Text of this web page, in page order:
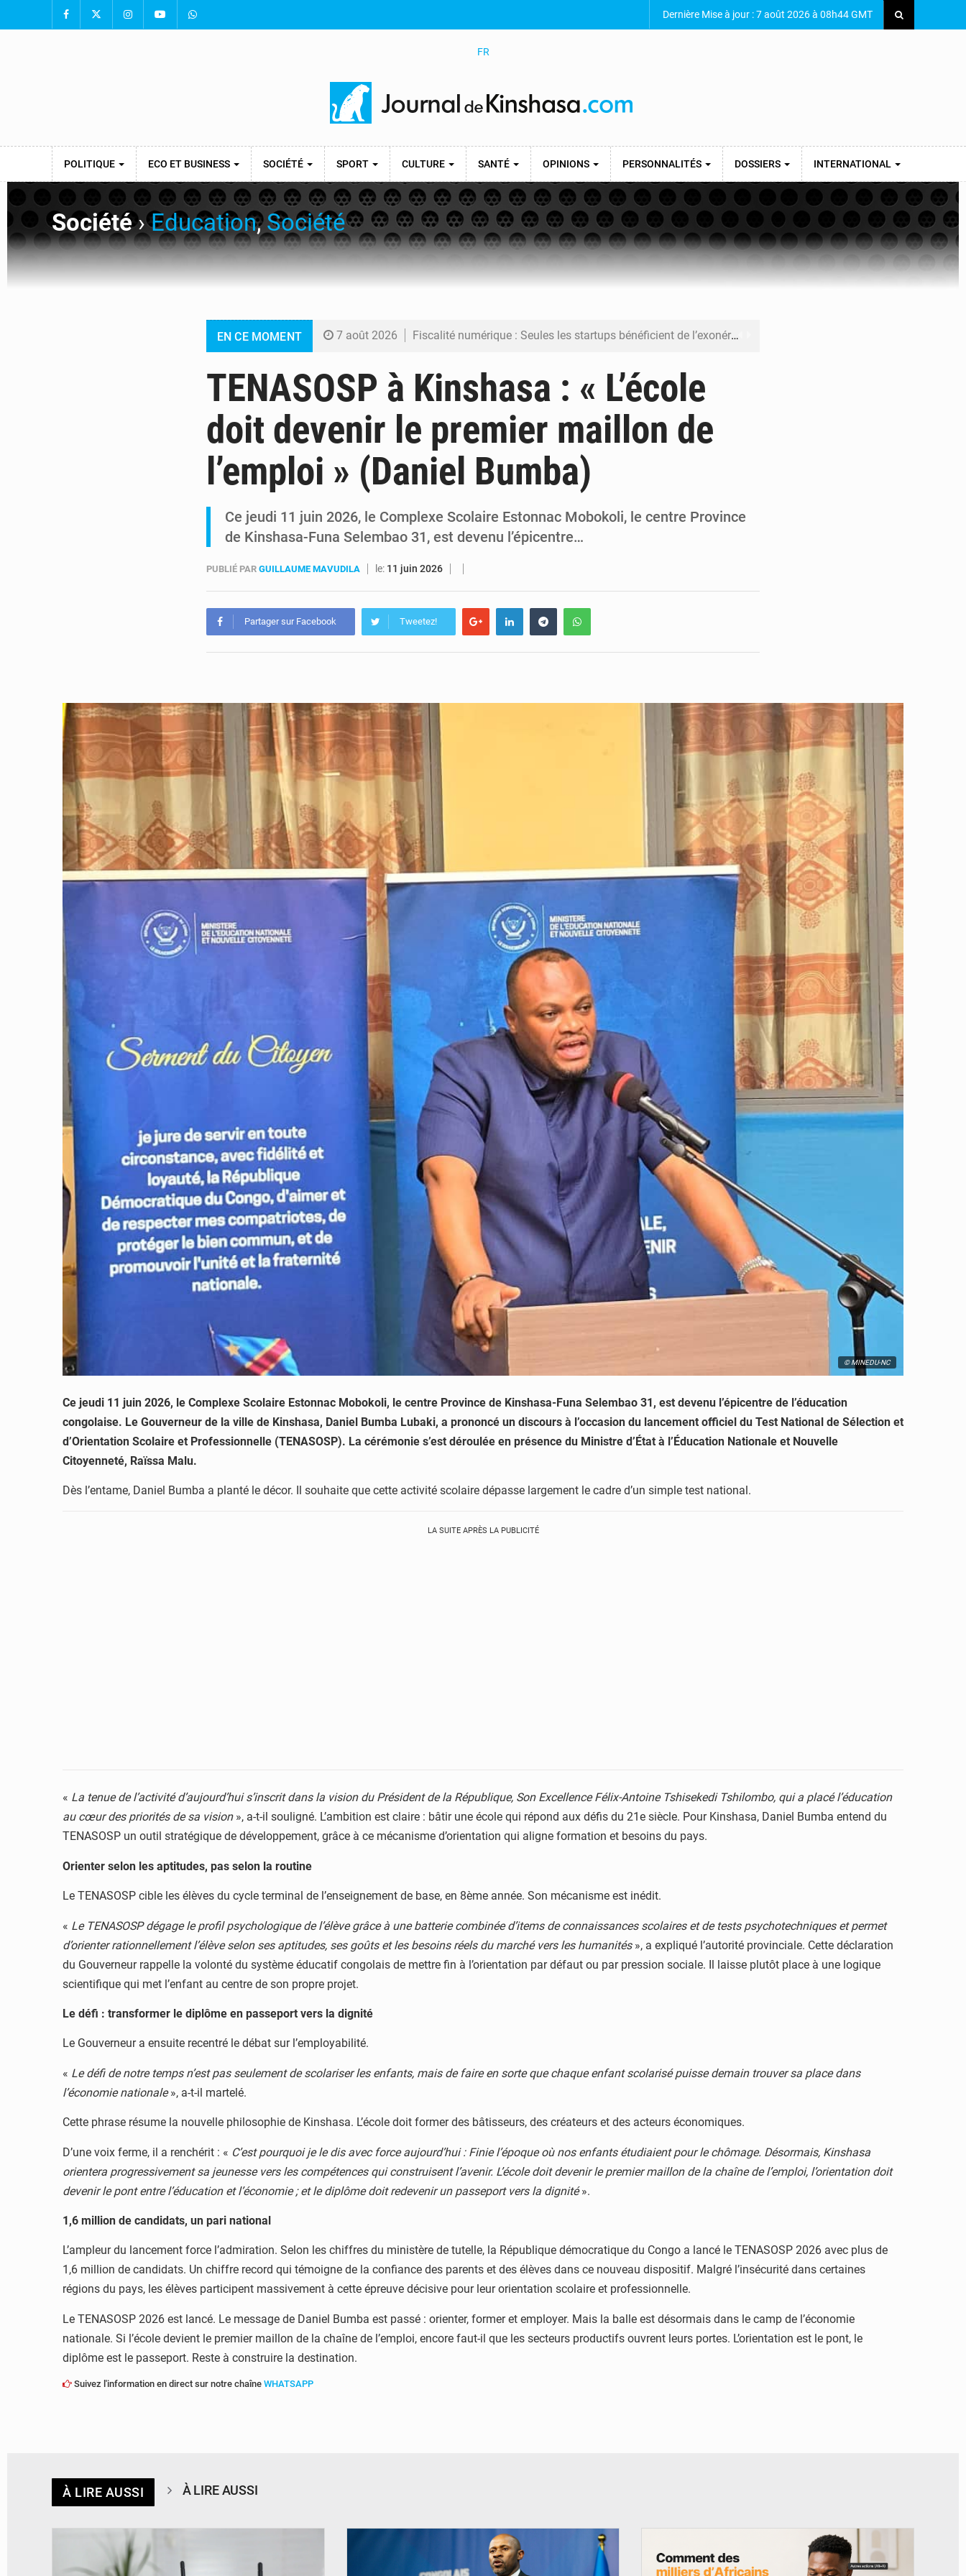
Dernière Mise à jour : 7 août 2026 à 08h44 GMT
FR
POLITIQUE ECO ET BUSINESS SOCIÉTÉ SPORT CULTURE SANTÉ OPINIONS PERSONNALITÉS DOSSIERS INTERNATIONAL
Société›Education,Société
EN CE MOMENT 7 août 2026 Fiscalité numérique : Seules les startups bénéficient de l’exonération, mais l’arrêté interministériel reste en vigueur (Mise au point)
6 août 2026 Comment des milliers d’Africains protègent et font fructifier leur argent avec l’USDT
6 août 2026 RDC : Raïssa Malu lance les préparatifs d’une Table ronde nationale sur l’éducation inclusive des enfants handicapés
6 août 2026 Shadary et Minaku enfin transférés à l’auditorat militaire après 200 jours d’opacité
TENASOSP à Kinshasa : « L’école
doit devenir le premier maillon de
l’emploi » (Daniel Bumba)
Ce jeudi 11 juin 2026, le Complexe Scolaire Estonnac Mobokoli, le centre Province
de Kinshasa-Funa Selembao 31, est devenu l’épicentre…
PUBLIÉ PAR GUILLAUME MAVUDILA le: 11 juin 2026
Partager sur Facebook Tweetez!
© MINEDU-NC
Ce jeudi 11 juin 2026, le Complexe Scolaire Estonnac Mobokoli, le centre Province de Kinshasa-Funa Selembao 31, est devenu l’épicentre de l’éducation
congolaise. Le Gouverneur de la ville de Kinshasa, Daniel Bumba Lubaki, a prononcé un discours à l’occasion du lancement officiel du Test National de Sélection et
d’Orientation Scolaire et Professionnelle (TENASOSP). La cérémonie s’est déroulée en présence du Ministre d’État à l’Éducation Nationale et Nouvelle
Citoyenneté, Raïssa Malu.
Dès l’entame, Daniel Bumba a planté le décor. Il souhaite que cette activité scolaire dépasse largement le cadre d’un simple test national.
LA SUITE APRÈS LA PUBLICITÉ
« La tenue de l’activité d’aujourd’hui s’inscrit dans la vision du Président de la République, Son Excellence Félix-Antoine Tshisekedi Tshilombo, qui a placé l’éducation
au cœur des priorités de sa vision», a-t-il souligné. L’ambition est claire : bâtir une école qui répond aux défis du 21e siècle. Pour Kinshasa, Daniel Bumba entend du
TENASOSP un outil stratégique de développement, grâce à ce mécanisme d’orientation qui aligne formation et besoins du pays.
Orienter selon les aptitudes, pas selon la routine
Le TENASOSP cible les élèves du cycle terminal de l’enseignement de base, en 8ème année. Son mécanisme est inédit.
« Le TENASOSP dégage le profil psychologique de l’élève grâce à une batterie combinée d’items de connaissances scolaires et de tests psychotechniques et permet
d’orienter rationnellement l’élève selon ses aptitudes, ses goûts et les besoins réels du marché vers les humanités», a expliqué l’autorité provinciale. Cette déclaration
du Gouverneur rappelle la volonté du système éducatif congolais de mettre fin à l’orientation par défaut ou par pression sociale. Il laisse plutôt place à une logique
scientifique qui met l’enfant au centre de son propre projet.
Le défi : transformer le diplôme en passeport vers la dignité
Le Gouverneur a ensuite recentré le débat sur l’employabilité.
« Le défi de notre temps n’est pas seulement de scolariser les enfants, mais de faire en sorte que chaque enfant scolarisé puisse demain trouver sa place dans
l’économie nationale», a-t-il martelé.
Cette phrase résume la nouvelle philosophie de Kinshasa. L’école doit former des bâtisseurs, des créateurs et des acteurs économiques.
D’une voix ferme, il a renchérit : « C’est pourquoi je le dis avec force aujourd’hui : Finie l’époque où nos enfants étudiaient pour le chômage. Désormais, Kinshasa
orientera progressivement sa jeunesse vers les compétences qui construisent l’avenir. L’école doit devenir le premier maillon de la chaîne de l’emploi, l’orientation doit
devenir le pont entre l’éducation et l’économie ; et le diplôme doit redevenir un passeport vers la dignité».
1,6 million de candidats, un pari national
L’ampleur du lancement force l’admiration. Selon les chiffres du ministère de tutelle, la République démocratique du Congo a lancé le TENASOSP 2026 avec plus de
1,6 million de candidats. Un chiffre record qui témoigne de la confiance des parents et des élèves dans ce nouveau dispositif. Malgré l’insécurité dans certaines
régions du pays, les élèves participent massivement à cette épreuve décisive pour leur orientation scolaire et professionnelle.
Le TENASOSP 2026 est lancé. Le message de Daniel Bumba est passé : orienter, former et employer. Mais la balle est désormais dans le camp de l’économie
nationale. Si l’école devient le premier maillon de la chaîne de l’emploi, encore faut-il que les secteurs productifs ouvrent leurs portes. L’orientation est le pont, le
diplôme est le passeport. Reste à construire la destination.
Suivez l'information en direct sur notre chaîne WHATSAPP
À LIRE AUSSI À LIRE AUSSI